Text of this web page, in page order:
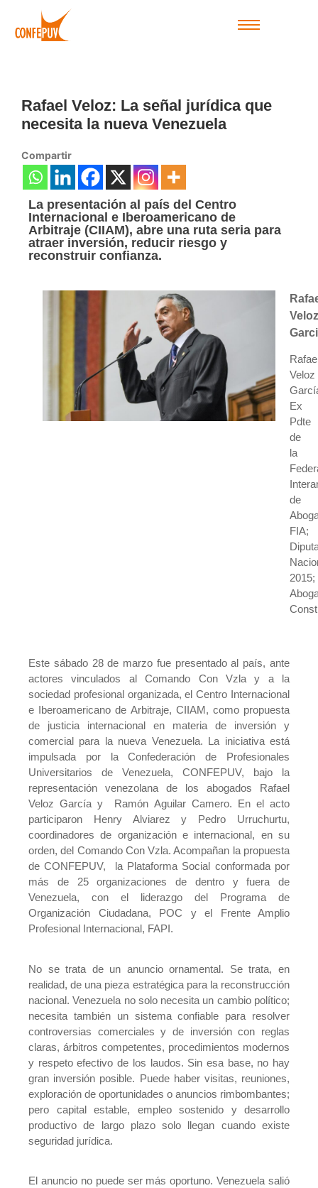
Rafael Veloz: La señal jurídica que
necesita la nueva Venezuela
Compartir
La presentación al país del Centro
Internacional e Iberoamericano de
Arbitraje (CIIAM), abre una ruta seria para
atraer inversión, reducir riesgo y
reconstruir confianza.
Veloz
Veloz
Ex
Pdte
de
la
de
FIA;
2015;
Este sábado 28 de marzo fue presentado al país, ante
actores vinculados al Comando Con Vzla y a la
sociedad profesional organizada, el Centro Internacional
e Iberoamericano de Arbitraje, CIIAM, como propuesta
de justicia internacional en materia de inversión y
comercial para la nueva Venezuela. La iniciativa está
impulsada por la Confederación de Profesionales
Universitarios de Venezuela, CONFEPUV, bajo la
representación venezolana de los abogados Rafael
Veloz García y Ramón Aguilar Camero. En el acto
participaron Henry Alviarez y Pedro Urruchurtu,
coordinadores de organización e internacional, en su
orden, del Comando Con Vzla. Acompañan la propuesta
de CONFEPUV, la Plataforma Social conformada por
más de 25 organizaciones de dentro y fuera de
Venezuela, con el liderazgo del Programa de
Organización Ciudadana, POC y el Frente Amplio
Profesional Internacional, FAPI.
No se trata de un anuncio ornamental. Se trata, en
realidad, de una pieza estratégica para la reconstrucción
nacional. Venezuela no solo necesita un cambio político;
necesita también un sistema confiable para resolver
controversias comerciales y de inversión con reglas
claras, árbitros competentes, procedimientos modernos
y respeto efectivo de los laudos. Sin esa base, no hay
gran inversión posible. Puede haber visitas, reuniones,
exploración de oportunidades o anuncios rimbombantes;
pero capital estable, empleo sostenido y desarrollo
productivo de largo plazo solo llegan cuando existe
seguridad jurídica.
El anuncio no puede ser más oportuno. Venezuela salió